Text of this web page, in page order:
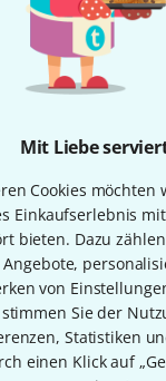
Mit Liebe
Cookies möchten
Einkaufserlebnis
bieten. Dazu
von
Sie der
Statistiken
einen Klick auf
Sofort lieferbar
€
Superior Cello String
Sofort lieferbar
UVP:115 €
Evoke A Cello String
2
lieferbar
€
UVP: 76,95 €